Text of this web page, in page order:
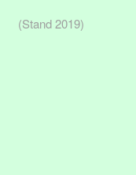
(Stand 2019)